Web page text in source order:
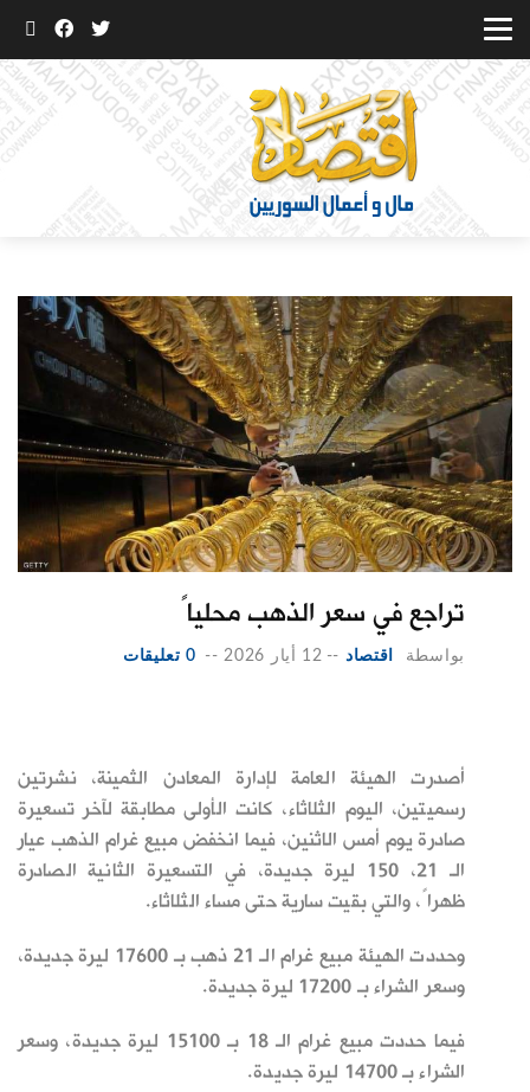
تراجع في سعر الذهب محلياً
بواسطة اقتصاد -- 12 أيار 2026 -- 0 تعليقات
أصدرت الهيئة العامة لإدارة المعادن الثمينة، نشرتين
رسميتين، اليوم الثلاثاء، كانت الأولى مطابقة لآخر تسعيرة
صادرة يوم أمس الاثنين، فيما انخفض مبيع غرام الذهب عيار
الـ 21، 150 ليرة جديدة، في التسعيرة الثانية الصادرة
ظهراً، والتي بقيت سارية حتى مساء الثلاثاء.
وحددت الهيئة مبيع غرام الـ 21 ذهب بـ 17600 ليرة جديدة،
وسعر الشراء بـ 17200 ليرة جديدة.
فيما حددت مبيع غرام الـ 18 بـ 15100 ليرة جديدة، وسعر
الشراء بـ 14700 ليرة جديدة.